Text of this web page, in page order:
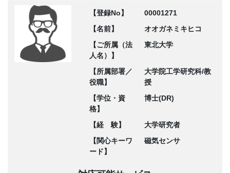
【登録No】
00001271
【名前】
オオガネミキヒコ
【ご所属（法
人名）】
東北大学
【所属部署／
役職】
大学院工学研究科/教
授
【学位・資
格】
博士(DR)
【経 験】
大学研究者
【関心キーワ
ード】
磁気センサ